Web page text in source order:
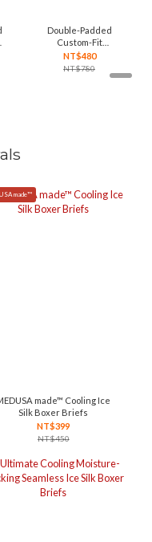
Double-Padded
Custom-Fit
Invisible Bra
(Nude / Blush
NT$480
NT$780
made™
made™ Cooling Ice
Silk Boxer Briefs
NT$399
NT$450